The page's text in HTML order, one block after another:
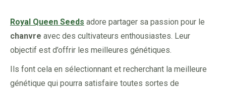
Royal Queen Seeds adore partager sa passion pour le
chanvre avec des cultivateurs enthousiastes. Leur
objectif est d’offrir les meilleures génétiques.
Ils font cela en sélectionnant et recherchant la meilleure
génétique qui pourra satisfaire toutes sortes de